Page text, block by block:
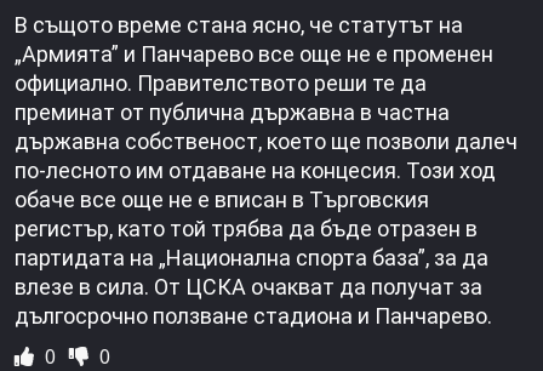
В същото време стана ясно, че статутът на
„Армията” и Панчарево все още не е променен
официално. Правителството реши те да
преминат от публична държавна в частна
държавна собственост, което ще позволи далеч
по-лесното им отдаване на концесия. Този ход
обаче все още не е вписан в Търговския
регистър, като той трябва да бъде отразен в
партидата на „Национална спорта база”, за да
влезе в сила. От ЦСКА очакват да получат за
дългосрочно ползване стадиона и Панчарево.
0 0